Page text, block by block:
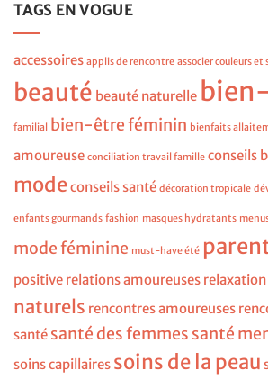
TAGS EN VOGUE
accessoires applis de rencontre associer couleurs et
beauté beauté naturelle
familial bien-être féminin bienfaits
amoureuse conciliation travail famille conseils
modeconseils santé décoration tropicale
enfants gourmands fashion masques hydratants
mode féminine must-have été
positive relations amoureuses relaxation
naturels rencontres amoureuses
santé santé des femmes santé
soins capillaires soins de la peau